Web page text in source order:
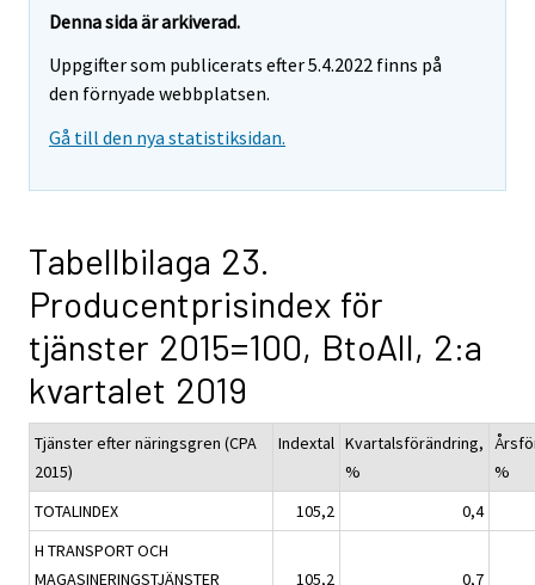
Denna sida är arkiverad.
Uppgifter som publicerats efter 5.4.2022 finns på
den förnyade webbplatsen.
Gå till den nya statistiksidan.
Tabellbilaga 23.
Producentprisindex för
tjänster 2015=100, BtoAll, 2:a
kvartalet 2019
Tjänster efter näringsgren (CPA
2015)
Indextal Kvartalsförändring,
%
%
TOTALINDEX
105,2
0,4
H TRANSPORT OCH
MAGASINERINGSTJÄNSTER
105,2
0,7